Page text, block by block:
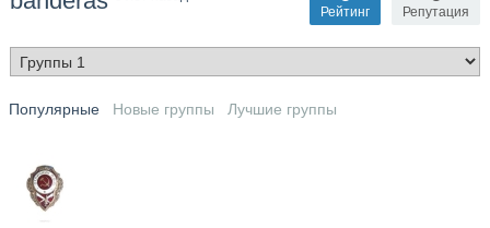
Репутация
Рейтинг
Популярные Новые группы Лучшие группы